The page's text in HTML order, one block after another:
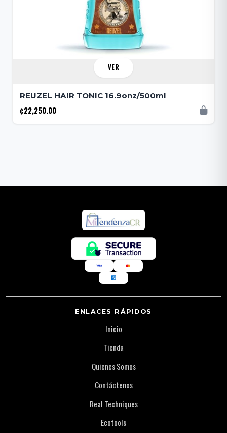
VER
REUZEL HAIR TONIC 16.9onz/500ml
¢22,250.00
ENLACES RÁPIDOS
Inicio
Tienda
Quienes Somos
Contáctenos
Real Techniques
Ecotools